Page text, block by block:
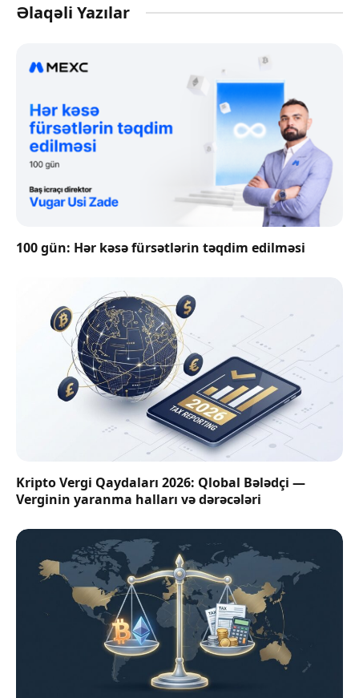
Əlaqəli Yazılar
100 gün: Hər kəsə fürsətlərin təqdim edilməsi
Kripto Vergi Qaydaları 2026: Qlobal Bələdçi —
Verginin yaranma halları və dərəcələri